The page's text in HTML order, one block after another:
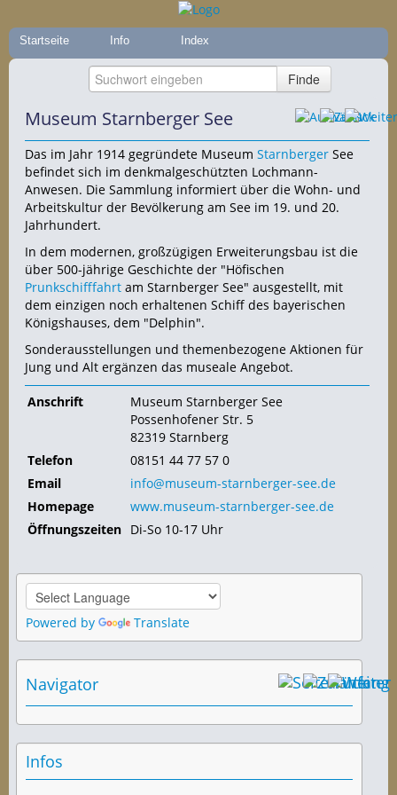
Startseite Info Index
Museum Starnberger See
Das im Jahr 1914 gegründete Museum Starnberger See
befindet sich im denkmalgeschützten Lochmann-
Anwesen. Die Sammlung informiert über die Wohn- und
Arbeitskultur der Bevölkerung am See im 19. und 20.
Jahrhundert.
In dem modernen, großzügigen Erweiterungsbau ist die
über 500-jährige Geschichte der "Höfischen
Prunkschifffahrt am Starnberger See" ausgestellt, mit
dem einzigen noch erhaltenen Schiff des bayerischen
Königshauses, dem "Delphin".
Sonderausstellungen und themenbezogene Aktionen für
Jung und Alt ergänzen das museale Angebot.
Anschrift
Museum Starnberger See
Possenhofener Str. 5
82319 Starnberg
Telefon
08151 44 77 57 0
Email
info@museum-starnberger-see.de
Homepage
www.museum-starnberger-see.de
Öffnungszeiten Di-So 10-17 Uhr
Powered by Translate
Navigator
Infos